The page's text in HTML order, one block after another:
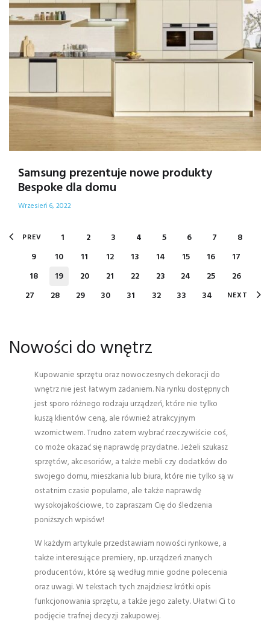
Samsung prezentuje nowe produkty
Bespoke dla domu
Wrzesień 6, 2022
PREV 1 2 3 4 5 6 7
8
9
10 11 12 13 14 15 16
17
18
19 20 21 22 23 24 25
26
27
28 29 30 31 32 33 34 NEXT
Nowości do wnętrz
Kupowanie sprzętu oraz nowoczesnych dekoracji do
wnętrz nie jest łatwym zadaniem. Na rynku dostępnych
jest sporo różnego rodzaju urządzeń, które nie tylko
kuszą klientów ceną, ale również atrakcyjnym
wzornictwem. Trudno zatem wybrać rzeczywiście coś,
co może okazać się naprawdę przydatne. Jeżeli szukasz
sprzętów, akcesoriów, a także mebli czy dodatków do
swojego domu, mieszkania lub biura, które nie tylko są w
ostatnim czasie popularne, ale także naprawdę
wysokojakościowe, to zapraszam Cię do śledzenia
poniższych wpisów!
W każdym artykule przedstawiam nowości rynkowe, a
także interesujące premiery, np. urządzeń znanych
producentów, które są według mnie godne polecenia
oraz uwagi. W tekstach tych znajdziesz krótki opis
funkcjonowania sprzętu, a także jego zalety. Ułatwi Ci to
podjęcie trafnej decyzji zakupowej.